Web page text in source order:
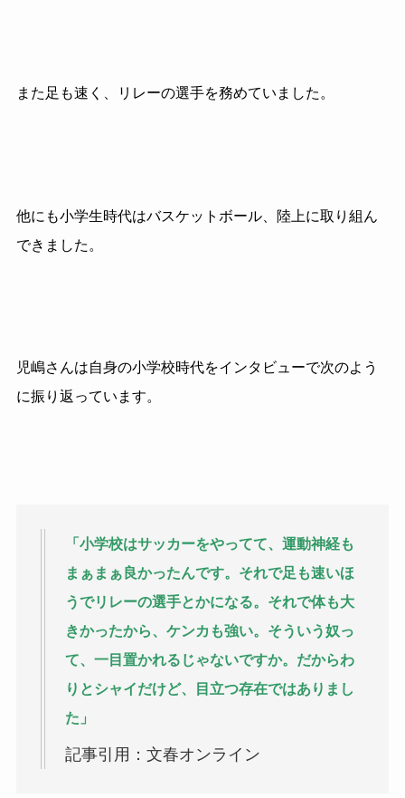
また足も速く、リレーの選手を務めていました。
他にも小学生時代はバスケットボール、陸上に取り組ん
できました。
児嶋さんは自身の小学校時代をインタビューで次のよう
に振り返っています。
「小学校はサッカーをやってて、運動神経も
まぁまぁ良かったんです。それで足も速いほ
うでリレーの選手とかになる。それで体も大
きかったから、ケンカも強い。そういう奴っ
て、一目置かれるじゃないですか。だからわ
りとシャイだけど、目立つ存在ではありまし
た」
記事引用：文春オンライン